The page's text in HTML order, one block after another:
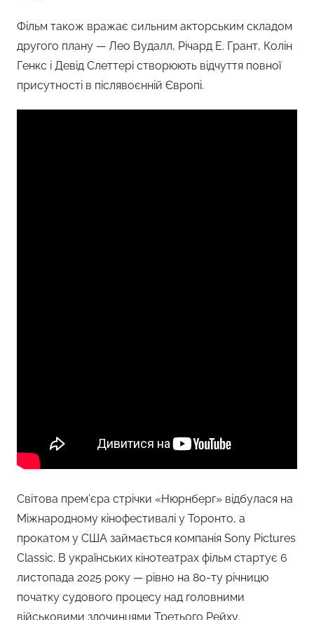
Фільм також вражає сильним акторським складом
другого плану — Лео Вудалл, Річард Е. Грант, Колін
Генкс і Девід Слеттері створюють відчуття повної
присутності в післявоєнній Європі.
Світова прем’єра стрічки «Нюрнберг» відбулася на
Міжнародному кінофестивалі у Торонто, а
прокатом у США займається компанія Sony Pictures
Classic. В українських кінотеатрах фільм стартує 6
листопада 2025 року — рівно на 80-ту річницю
початку судового процесу над головними
військовими злочинцями Третього Рейху.